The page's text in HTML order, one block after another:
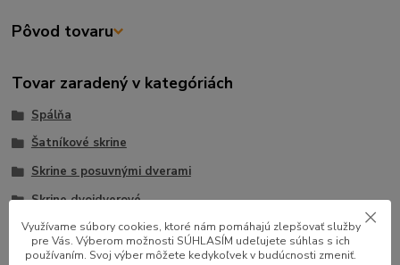
Pôvod tovaru
Tovar zaradený v kategóriách
Spálňa
Šatníkové skrine
Skrine s posuvnými dverami
Skrine dvojdverové
Využívame súbory cookies, ktoré nám pomáhajú zlepšovať služby
pre Vás. Výberom možnosti SÚHLASÍM udeľujete súhlas s ich
používaním. Svoj výber môžete kedykoľvek v budúcnosti zmeniť.